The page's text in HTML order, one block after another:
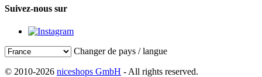
Suivez-nous sur
Changer de pays / langue
© 2010-2026 niceshops GmbH - All rights reserved.